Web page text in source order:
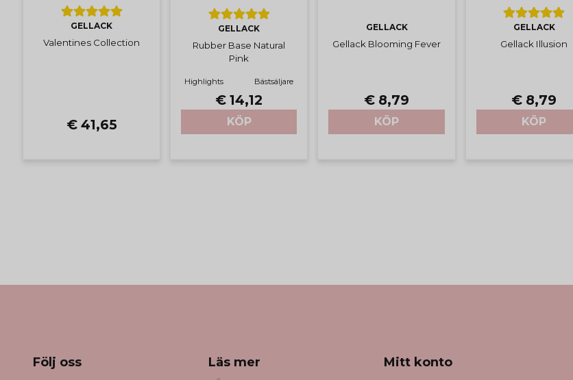
GELLACK
Valentines Collection
€ 41,65
GELLACK
Rubber Base Natural
Pink
Highlights Bästsäljare
€ 14,12
KÖP
GELLACK
Gellack Blooming Fever
€ 8,79
KÖP
GELLACK
Gellack Illusion
€ 8,79
KÖP
Följ oss Läs mer Mitt konto